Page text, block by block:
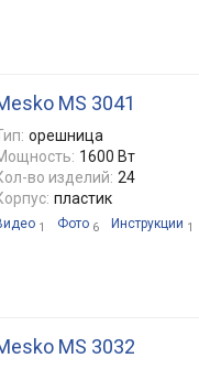
MS 3041
орешница
1600 Вт
во изделий: 24
пластик
1 Фото 6 Инструкции 1
MS 3032